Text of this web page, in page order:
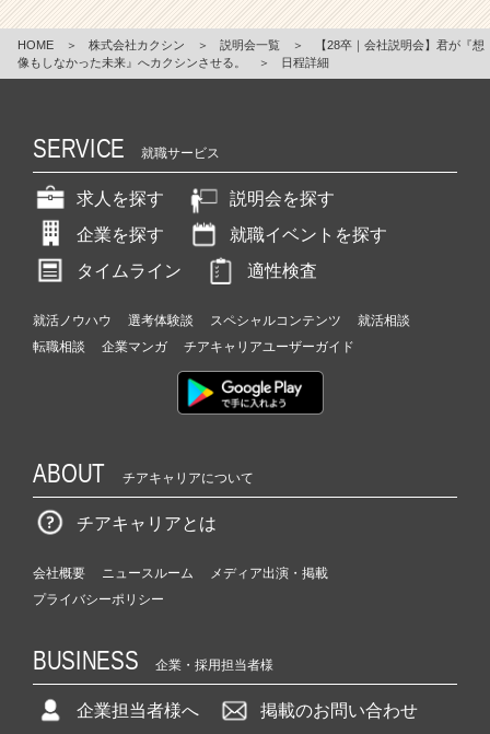
HOME ＞ 株式会社カクシン ＞ 説明会一覧 ＞
【28卒｜会社説明会】君が『想
像もしなかった未来』へカクシンさせる。
＞ 日程詳細
SERVICE 就職サービス
求人を探す
説明会を探す
企業を探す
就職イベントを探す
タイムライン
適性検査
就活ノウハウ 選考体験談 スペシャルコンテンツ
就活相談
転職相談
企業マンガ チアキャリアユーザーガイド
ABOUT チアキャリアについて
チアキャリアとは
会社概要 ニュースルーム
メディア出演・掲載
プライバシーポリシー
BUSINESS 企業・採用担当者様
企業担当者様へ 掲載のお問い合わせ